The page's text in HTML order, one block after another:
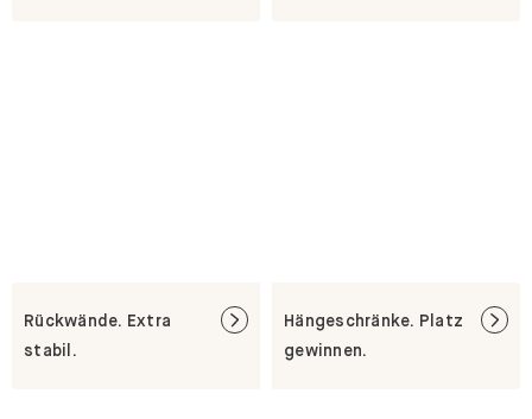
Rückwände. Extra
stabil.
Hängeschränke. Platz
gewinnen.